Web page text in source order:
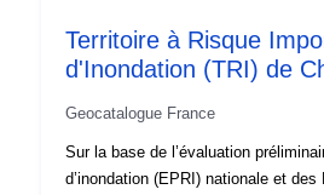
Territoire à Risque
d'Inondation (TRI) de
Geocatalogue France
Sur la base de l’évaluation
d’inondation (EPRI) nationale et